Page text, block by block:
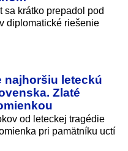
krátko prepadol pod
diplomatické riešenie
najhoršiu leteckú
Zlaté
od leteckej tragédie
pri pamätníku uctí